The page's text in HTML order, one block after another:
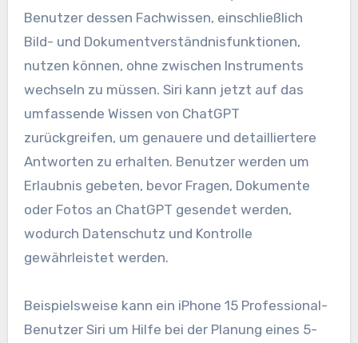
Benutzer dessen Fachwissen, einschließlich
Bild- und Dokumentverständnisfunktionen,
nutzen können, ohne zwischen Instruments
wechseln zu müssen. Siri kann jetzt auf das
umfassende Wissen von ChatGPT
zurückgreifen, um genauere und detailliertere
Antworten zu erhalten. Benutzer werden um
Erlaubnis gebeten, bevor Fragen, Dokumente
oder Fotos an ChatGPT gesendet werden,
wodurch Datenschutz und Kontrolle
gewährleistet werden.
Beispielsweise kann ein iPhone 15 Professional-
Benutzer Siri um Hilfe bei der Planung eines 5-